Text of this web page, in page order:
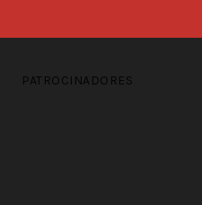
PATROCINADORES